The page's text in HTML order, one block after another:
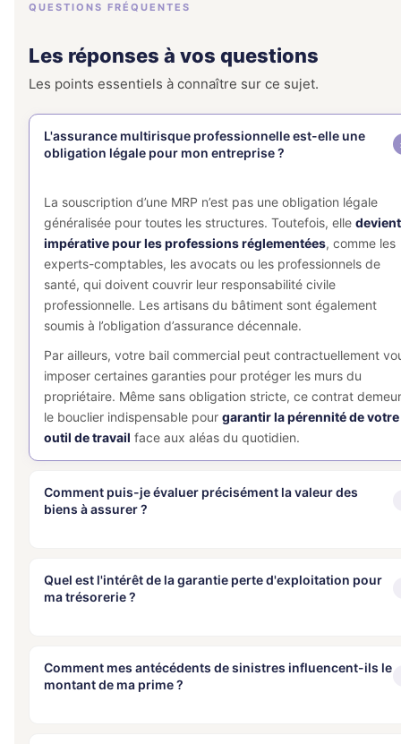
QUESTIONS FRÉQUENTES
Les réponses à vos questions
Les points essentiels à connaître sur ce sujet.
L'assurance multirisque professionnelle est-elle une
obligation légale pour mon entreprise ?
La souscription d’une MRP n’est pas une obligation légale
généralisée pour toutes les structures. Toutefois, elle devient
impérative pour les professions réglementées, comme les
experts-comptables, les avocats ou les professionnels de
santé, qui doivent couvrir leur responsabilité civile
professionnelle. Les artisans du bâtiment sont également
soumis à l’obligation d’assurance décennale.
Par ailleurs, votre bail commercial peut contractuellement
imposer certaines garanties pour protéger les murs du
propriétaire. Même sans obligation stricte, ce contrat
le bouclier indispensable pour garantir la pérennité de votre
outil de travail face aux aléas du quotidien.
Comment puis-je évaluer précisément la valeur des
biens à assurer ?
de vos actifs. Vous devezquantifier la valeur de
reconstruction
annuelle tout en anticipant les pics saisonniers de
marchandises.
Quel est l'intérêt de la garantie perte d'exploitation pour
ma trésorerie ?
entreprise en cas d’arrêt forcé de l’activité. Elle compense la
baisse de votre chiffre d’affaires en
Comment mes antécédents de sinistres influencent-ils le
montant de ma prime ?